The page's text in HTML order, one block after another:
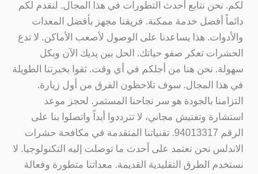
لكم. نحن نتابع أحدث التطورات في هذا المجال. لنقدم لكم
دائماً أفضل خدمة ممكنة. فريقنا مجهز بأفضل المعدات
والأدوات. هذا يساعدنا على الوصول لأصعب الأماكن. لا تدع
الحشرات تعكر صفو حياتك. الحل بين يديك الآن وبكل
سهولة. نحن هنا من أجلكم في أي وقت. ثقوا بخبرتنا الطويلة
في هذا المجال. سوف تلاحظون الفرق من أول زيارة.
التزامنا بالجودة هو سر نجاحنا المستمر. لحجز موعد
استشارة وتفتيش مجاني، لا تترددوا أبداً واتصلوا بنا على
الرقم 94013317. تقنياتنا المتقدمة في مكافحة حشرات
الاندلس نحن نعتمد على أحدث ما توصلت إليه التكنولوجيا. لا
نستخدم الطرق التقليدية القديمة. معداتنا متطورة وفعالة